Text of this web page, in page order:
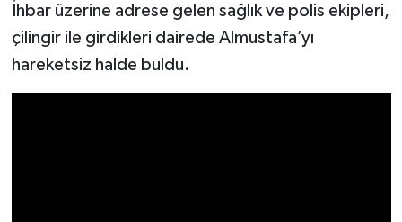
İhbar üzerine adrese gelen sağlık ve polis ekipleri,
çilingir ile girdikleri dairede Almustafa’yı
hareketsiz halde buldu.
Kültür Sanat